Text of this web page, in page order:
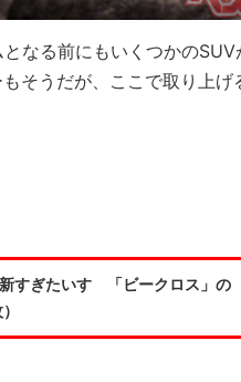
なる前にもいくつかのSUV
そうだが、ここで取り上げ
すぎたいすゞ「ビークロス」の